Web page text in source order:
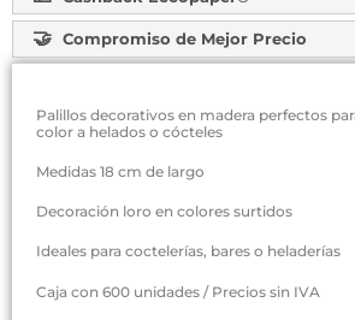
Compromiso de Mejor Precio
Palillos decorativos en madera perfectos
color a helados o cócteles
Medidas 18 cm de largo
Decoración loro en colores surtidos
Ideales para coctelerías, bares o heladerías
Caja con 600 unidades / Precios sin IVA